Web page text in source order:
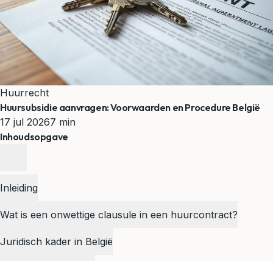
Huurrecht
Huursubsidie aanvragen: Voorwaarden en Procedure België
17 jul 20267 min
Inhoudsopgave
Inleiding
Wat is een onwettige clausule in een huurcontract?
Juridisch kader in België